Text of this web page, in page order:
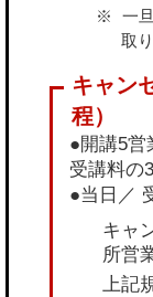
一
取
●開講5営
受講料の
●当日／
キャ
所営
上記